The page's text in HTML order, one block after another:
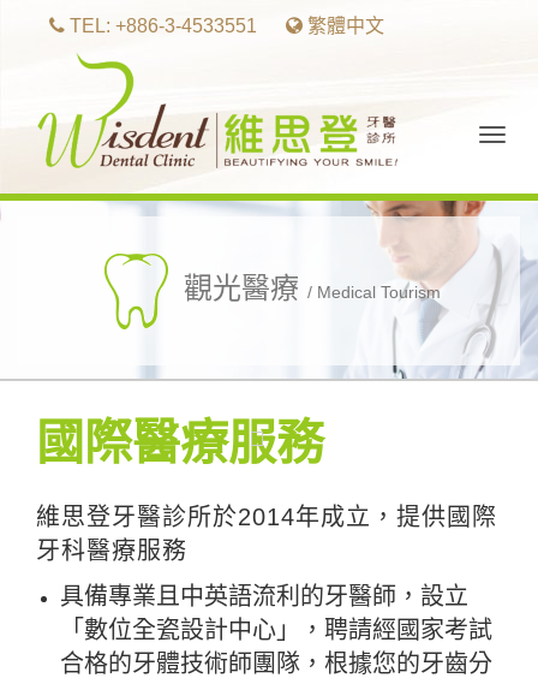
TEL: +886-3-4533551 繁體中文
觀光醫療 / Medical Tourism
國際醫療服務
維思登牙醫診所於2014年成立，提供國際
牙科醫療服務
具備專業且中英語流利的牙醫師，設立
「數位全瓷設計中心」，聘請經國家考試
合格的牙體技術師團隊，根據您的牙齒分